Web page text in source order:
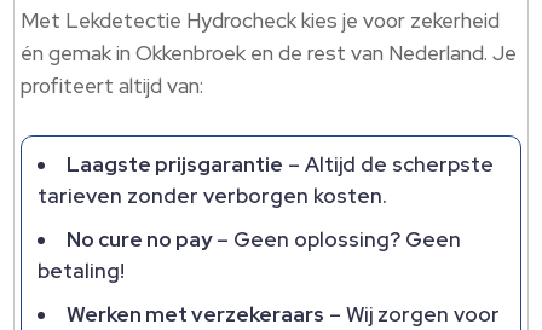
Met Lekdetectie Hydrocheck kies je voor zekerheid
én gemak in Okkenbroek en de rest van Nederland.​ Je
profiteert altijd van:
Laagste prijsgarantie – Altijd de scherpste
tarieven zonder verborgen kosten.​
No cure no pay– Geen oplossing? Geen
betaling!
Werken met verzekeraars – Wij zorgen voor